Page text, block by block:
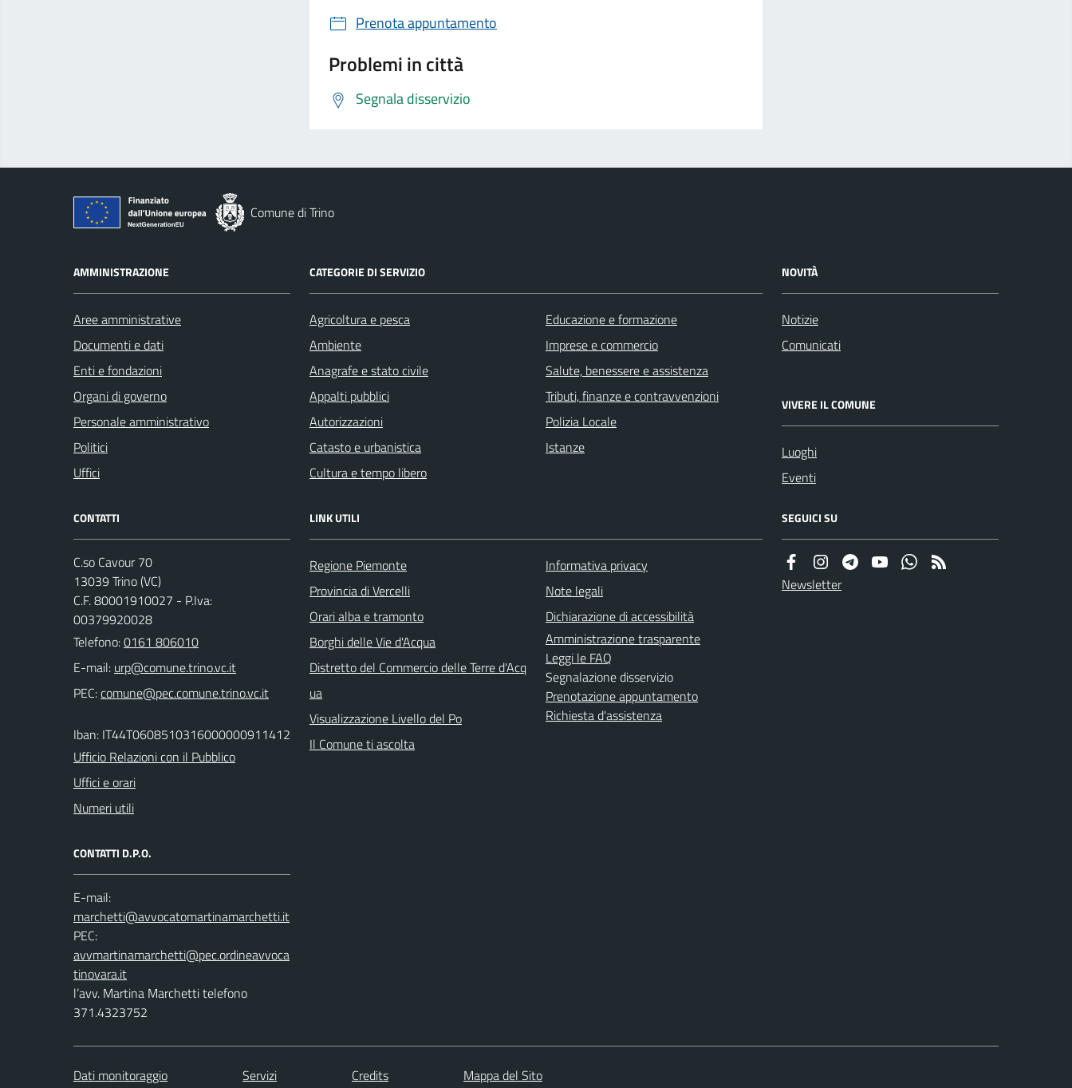
Prenota appuntamento
Problemi in città
Segnala disservizio
Comune di Trino
AMMINISTRAZIONE
Aree amministrative
Documenti e dati
Enti e fondazioni
Organi di governo
Personale amministrativo
Politici
Uffici
CATEGORIE DI SERVIZIO
Agricoltura e pesca
Ambiente
Anagrafe e stato civile
Appalti pubblici
Autorizzazioni
Catasto e urbanistica
Cultura e tempo libero
Educazione e formazione
Imprese e commercio
Salute, benessere e assistenza
Tributi, finanze e contravvenzioni
Polizia Locale
Istanze
NOVITÀ
Notizie
Comunicati
VIVERE IL COMUNE
Luoghi
Eventi
CONTATTI
C.so Cavour 70
13039 Trino (VC)
C.F. 80001910027 - P.Iva:
00379920028
Telefono:0161 806010
E-mail:
PEC:
Iban: IT44T0608510316000000911412
Ufficio Relazioni con il Pubblico
Uffici e orari
Numeri utili
CONTATTI D.P.O.
E-mail:
PEC:
l’avv. Martina Marchetti telefono
371.4323752
LINK UTILI
Regione Piemonte
Provincia di Vercelli
Orari alba e tramonto
Borghi delle Vie d'Acqua
Distretto del Commercio delle Terre d'Acq
ua
Visualizzazione Livello del Po
Il Comune ti ascolta
Informativa privacy
Note legali
Dichiarazione di accessibilità
Amministrazione trasparente
Leggi le FAQ
Segnalazione disservizio
Prenotazione appuntamento
Richiesta d'assistenza
SEGUICI SU
Newsletter
Dati monitoraggio Servizi Credits Mappa del Sito